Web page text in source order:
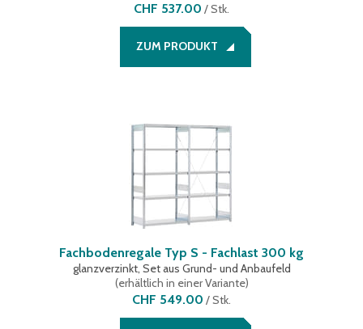
CHF 537.00 /Stk.
ZUM PRODUKT
Fachbodenregale Typ S - Fachlast 300 kg
glanzverzinkt, Set aus Grund- und Anbaufeld
(erhältlich in einer Variante)
CHF 549.00 /Stk.